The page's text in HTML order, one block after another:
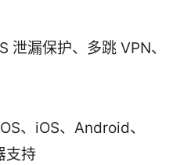
漏保护、多跳 VPN、
、iOS、Android、
支持